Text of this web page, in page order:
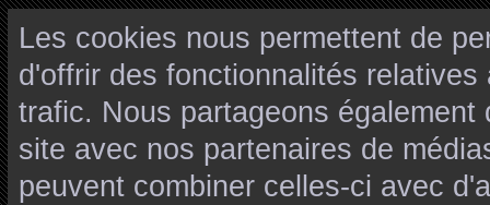
Les cookies nous permettent de
d'offrir des fonctionnalités
trafic. Nous partageons
site avec nos partenaires de
peuvent combiner celles-ci avec